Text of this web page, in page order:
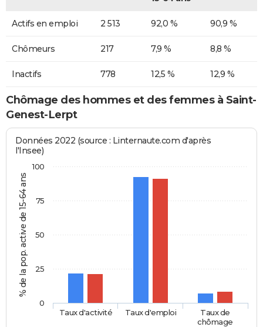
Actifs en emploi 2 513 92,0 % 90,9 %
Chômeurs 217 7,9 % 8,8 %
Inactifs 778 12,5 % 12,9 %
Chômage des hommes et des femmes à Saint-
Genest-Lerpt
% de la pop. active de 15-64 ans
Données 2022 (source : Linternaute.com d'après
l'Insee)
Taux d'activité Taux d'emploi
Taux de
chômage
0
25
50
75
100